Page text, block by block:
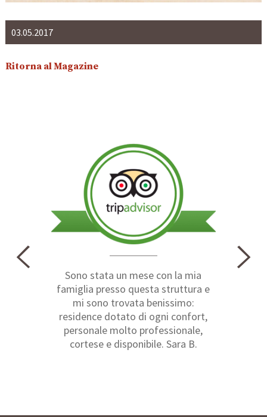
03.05.2017
Ritorna al Magazine
Sono stata un mese con la mia
famiglia presso questa struttura e
mi sono trovata benissimo:
residence dotato di ogni confort,
personale molto professionale,
cortese e disponibile. Sara B.